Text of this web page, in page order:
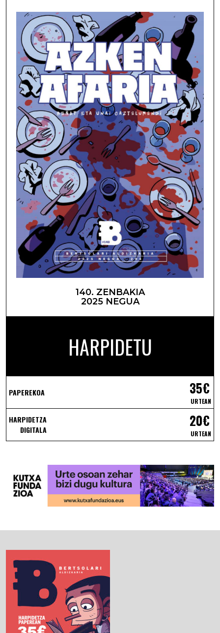
140. ZENBAKIA
2025 NEGUA
HARPIDETU
PAPEREKOA 35€
URTEAN
HARPIDETZA
DIGITALA
20€
URTEAN